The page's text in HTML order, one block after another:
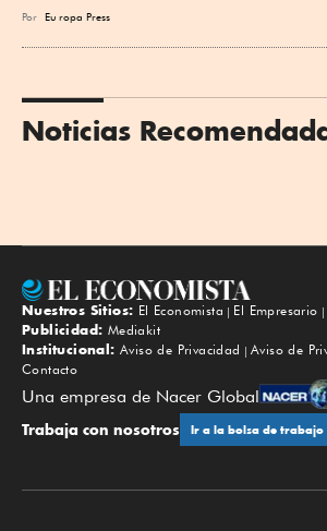
Por Eu ropa Press
Noticias
Nuestros Sitios: El Economista El Empresario
Publicidad: Mediakit
Institucional: Aviso de Privacidad
Aviso de
Contacto
Una empresa de Nacer Global
Trabaja con nosotros Ir a la bolsa de trabajo